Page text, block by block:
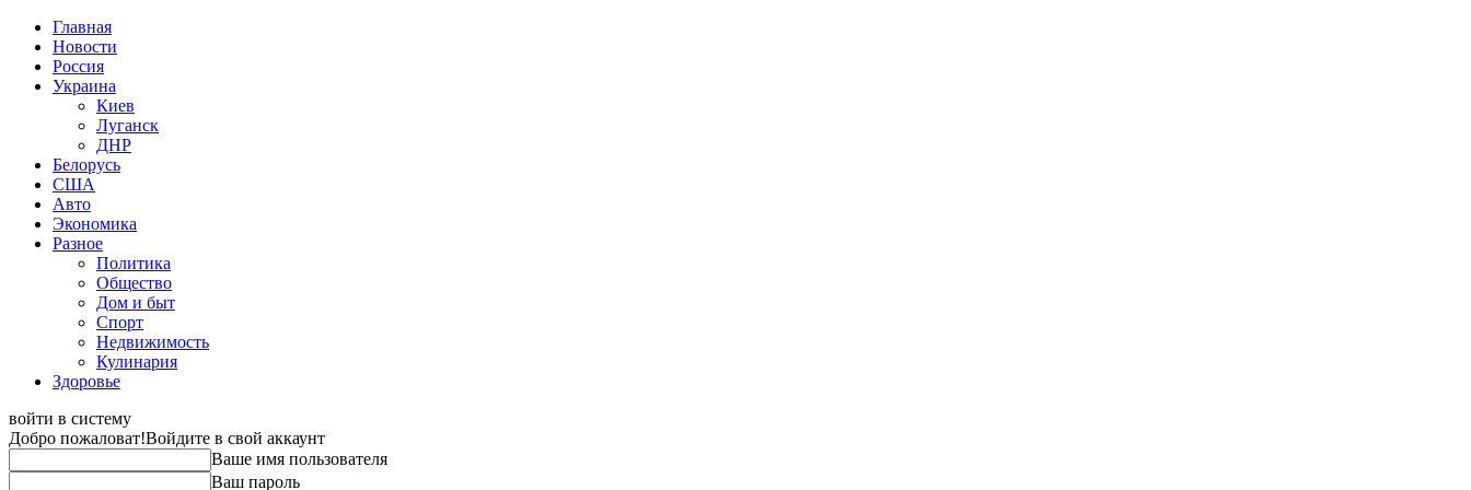
Главная
Новости
Россия
Украина
Киев
Луганск
ДНР
Белорусь
США
Авто
Экономика
Разное
Политика
Общество
Дом и быт
Спорт
Недвижимость
Кулинария
Здоровье
войти в систему
Добро пожаловат!Войдите в свой аккаунт
Ваше имя пользователя
Ваш пароль